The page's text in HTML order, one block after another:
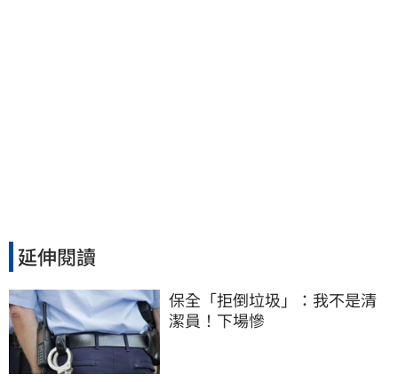
延伸閱讀
保全「拒倒垃圾」：我不是清
潔員！下場慘